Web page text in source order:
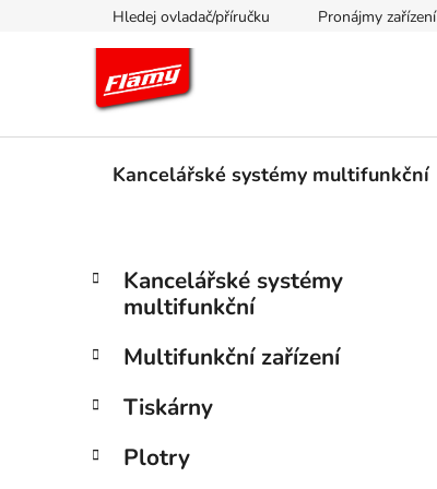
Hledej ovladač/příručku Pronájmy zařízení
Kancelářské systémy multifunkční
P
t
a
n
Přeskočit
kategorie
K
a
g
r
e
Kancelářské systémy
multifunkční
Multifunkční zařízení
Tiskárny
Plotry